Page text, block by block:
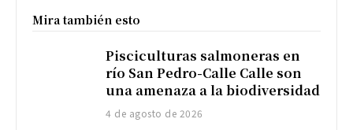
Mira también esto
Pisciculturas salmoneras en
río San Pedro-Calle Calle son
una amenaza a la biodiversidad
4 de agosto de 2026